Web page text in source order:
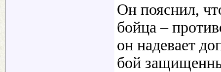
Он пояснил,
бойца –
он надевает
бой